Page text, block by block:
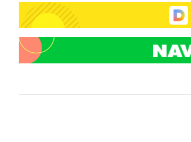
46.35%
-18878초 전 >
[속보]與 당대표 경선, 강원 권리
득표
-16796초 전 >"일본축구협회, 대한축구협회 성
-9438초 전 >
[속보]장은수, KLPGA 제주삼다수
-4803초 전 >
"얼마나 더웠으면"…안동 물길공원
-4002초 전 >'2경기 연속 침묵' 손흥민, 톨루카전